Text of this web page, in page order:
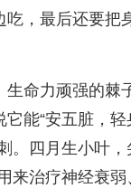
，最后还要把
命力顽强的棘
能“安五脏，
。四月生小叶
来治疗神经衰